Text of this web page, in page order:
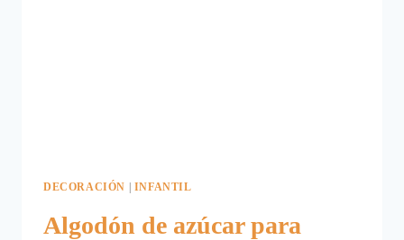
DECORACIÓN | INFANTIL
Algodón de azúcar para